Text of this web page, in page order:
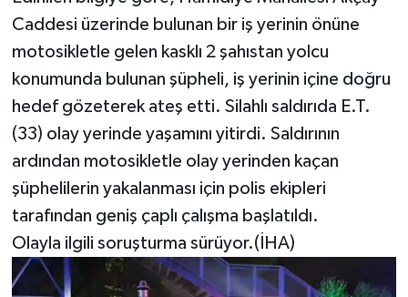
Caddesi üzerinde bulunan bir iş yerinin önüne
motosikletle gelen kasklı 2 şahıstan yolcu
konumunda bulunan şüpheli, iş yerinin içine doğru
hedef gözeterek ateş etti. Silahlı saldırıda E.T.
(33) olay yerinde yaşamını yitirdi. Saldırının
ardından motosikletle olay yerinden kaçan
şüphelilerin yakalanması için polis ekipleri
tarafından geniş çaplı çalışma başlatıldı.
Olayla ilgili soruşturma sürüyor.(İHA)